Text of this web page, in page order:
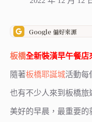
Google 偏好來源
板橋全新裝潢早午餐店
隨著板橋耶誕城活動每
也有不少人來到板橋旅
美好的早晨，最重要的